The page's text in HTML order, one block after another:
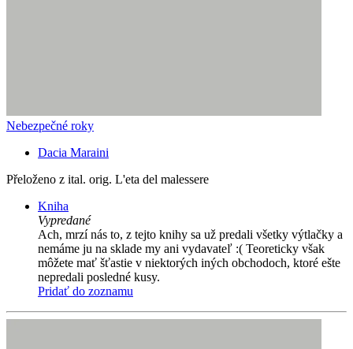
Nebezpečné roky
Dacia Maraini
Přeloženo z ital. orig. L'eta del malessere
Kniha
Vypredané
Ach, mrzí nás to, z tejto knihy sa už predali všetky výtlačky a
nemáme ju na sklade my ani vydavateľ :( Teoreticky však
môžete mať šťastie v niektorých iných obchodoch, ktoré ešte
nepredali posledné kusy.
Pridať do zoznamu